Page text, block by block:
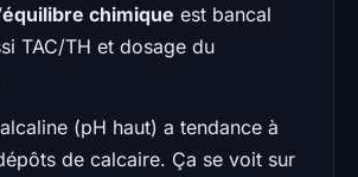
équilibre chimique est bancal
TAC/TH et dosage du
(pH haut) a tendance à
de calcaire. Ça se voit sur